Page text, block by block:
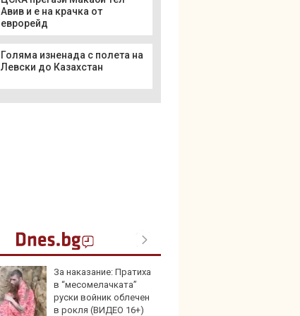
Авив и е на крачка от
еврорейд
Голяма изненада с полета на
Левски до Казахстан
За наказание: Пратиха
в “месомелачката”
руски войник облечен
в рокля (ВИДЕО 16+)